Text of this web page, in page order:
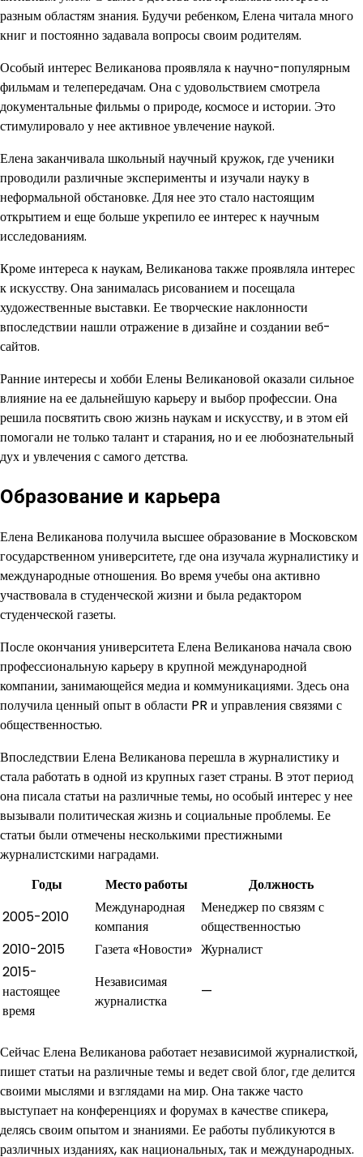
разным областям знания. Будучи ребенком, Елена читала много
книг и постоянно задавала вопросы своим родителям.
Особый интерес Великанова проявляла к научно-популярным
фильмам и телепередачам. Она с удовольствием смотрела
документальные фильмы о природе, космосе и истории. Это
стимулировало у нее активное увлечение наукой.
Елена заканчивала школьный научный кружок, где ученики
проводили различные эксперименты и изучали науку в
неформальной обстановке. Для нее это стало настоящим
открытием и еще больше укрепило ее интерес к научным
исследованиям.
Кроме интереса к наукам, Великанова также проявляла интерес
к искусству. Она занималась рисованием и посещала
художественные выставки. Ее творческие наклонности
впоследствии нашли отражение в дизайне и создании веб-
сайтов.
Ранние интересы и хобби Елены Великановой оказали сильное
влияние на ее дальнейшую карьеру и выбор профессии. Она
решила посвятить свою жизнь наукам и искусству, и в этом ей
помогали не только талант и старания, но и ее любознательный
дух и увлечения с самого детства.
Образование и карьера
Елена Великанова получила высшее образование в Московском
государственном университете, где она изучала журналистику и
международные отношения. Во время учебы она активно
участвовала в студенческой жизни и была редактором
студенческой газеты.
После окончания университета Елена Великанова начала свою
профессиональную карьеру в крупной международной
компании, занимающейся медиа и коммуникациями. Здесь она
получила ценный опыт в области PR и управления связями с
общественностью.
Впоследствии Елена Великанова перешла в журналистику и
стала работать в одной из крупных газет страны. В этот период
она писала статьи на различные темы, но особый интерес у нее
вызывали политическая жизнь и социальные проблемы. Ее
статьи были отмечены несколькими престижными
журналистскими наградами.
Годы
Место работы
Должность
2005-2010
Международная
компания
Менеджер по связям с
общественностью
2010-2015
Газета «Новости» Журналист
2015-
настоящее
время
Независимая
журналистка
—
Сейчас Елена Великанова работает независимой журналисткой,
пишет статьи на различные темы и ведет свой блог, где делится
своими мыслями и взглядами на мир. Она также часто
выступает на конференциях и форумах в качестве спикера,
делясь своим опытом и знаниями. Ее работы публикуются в
различных изданиях, как национальных, так и международных.